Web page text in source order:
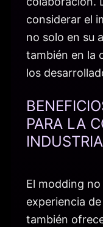
considerar el
no solo en su
también en la
los
PARA LA
INDUSTRIA
El modding
experiencia
también